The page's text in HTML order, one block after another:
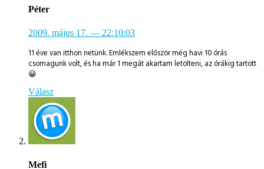
Péter
2009. május 17. — 22:10:03
11 éve van itthon netünk. Emlékszem először még havi 10 órás
csomagunk volt, és ha már 1 megát akartam letölteni, az órákig tartott
😀
Válasz
Mefi